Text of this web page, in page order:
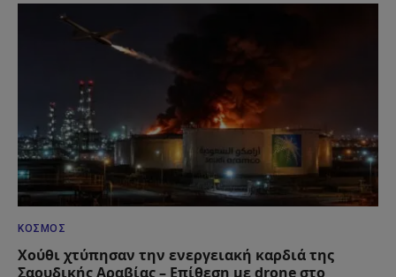
ΚΌΣΜΟΣ
Χούθι χτύπησαν την ενεργειακή καρδιά της
Σαουδικής Αραβίας – Επίθεση με drone στο